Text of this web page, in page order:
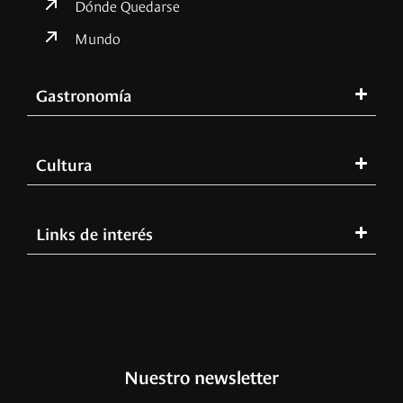
Dónde Quedarse
Mundo
Gastronomía
Cultura
Links de interés
Nuestro newsletter